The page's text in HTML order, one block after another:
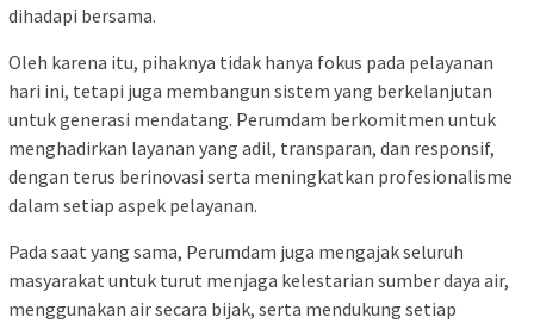
dihadapi bersama.
Oleh karena itu, pihaknya tidak hanya fokus pada pelayanan
hari ini, tetapi juga membangun sistem yang berkelanjutan
untuk generasi mendatang. Perumdam berkomitmen untuk
menghadirkan layanan yang adil, transparan, dan responsif,
dengan terus berinovasi serta meningkatkan profesionalisme
dalam setiap aspek pelayanan.
Pada saat yang sama, Perumdam juga mengajak seluruh
masyarakat untuk turut menjaga kelestarian sumber daya air,
menggunakan air secara bijak, serta mendukung setiap